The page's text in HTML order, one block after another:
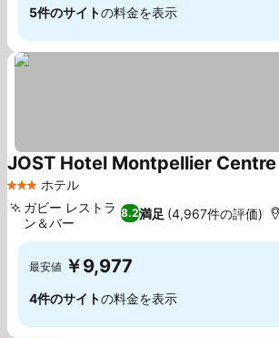
5件のサイトの料金を表示
3 ホテルのランク
ホテル
JOST Hotel Montpellier
8.2満足 (4,967件の評価)
ガビー レストラ
ン＆バー
最安値 ￥9,977
4件のサイトの料金を表示